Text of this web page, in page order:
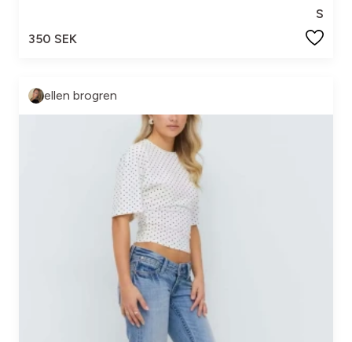
S
350 SEK
ellen brogren